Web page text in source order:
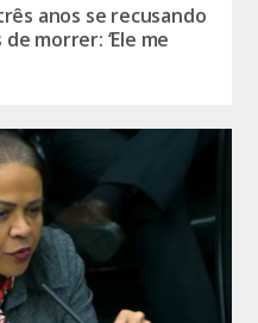
anos se recusando
morrer: ‘Ele me